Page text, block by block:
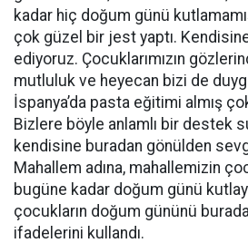
kadar hiç doğum günü
çok güzel bir jest yaptı.
ediyoruz. Çocuklarımızın
mutluluk ve heyecan bizi de
İspanya’da pasta eğitimi almış
Bizlere böyle anlamlı bir destek
kendisine buradan gönülden
Mahallem adına, mahallemizin
bugüne kadar doğum günü
çocukların doğum gününü
ifadelerini kullandı.